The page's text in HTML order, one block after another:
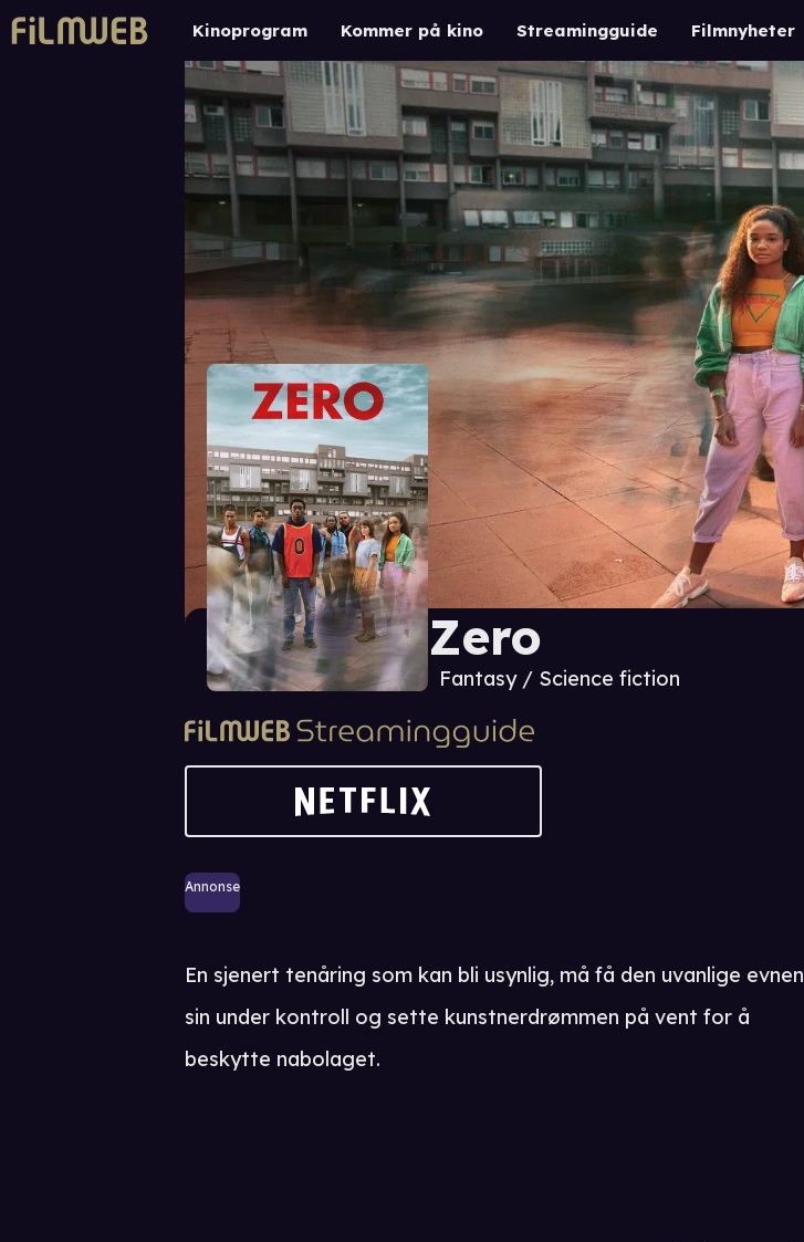
Kinoprogram Kommer på kino Streamingguide Filmnyheter
Zero
Fantasy / Science fiction
Annonse
En sjenert tenåring som kan bli usynlig, må få den uvanlige evnen
sin under kontroll og sette kunstnerdrømmen på vent for å
beskytte nabolaget.